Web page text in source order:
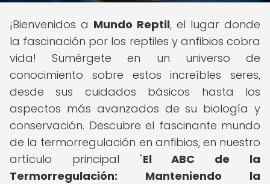
¡Bienvenidos a Mundo Reptil, el lugar donde
la fascinación por los reptiles y anfibios cobra
vida! Sumérgete en un universo de
conocimiento sobre estos increíbles seres,
desde sus cuidados básicos hasta los
aspectos más avanzados de su biología y
conservación. Descubre el fascinante mundo
de la termorregulación en anfibios, en nuestro
artículo principal "El ABC de la
Termorregulación: Manteniendo la